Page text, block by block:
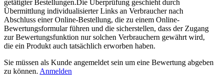
getätigter Bestellungen.Die Überprüfung geschieht durch
Übermittlung individualisierter Links an Verbraucher nach
Abschluss einer Online-Bestellung, die zu einem Online-
Bewertungsformular führen und die sicherstellen, dass der Zugang
zur Bewertungsfunktion nur solchen Verbrauchern gewährt wird,
die ein Produkt auch tatsächlich erworben haben.
Sie müssen als Kunde angemeldet sein um eine Bewertung abgeben
zu können. Anmelden